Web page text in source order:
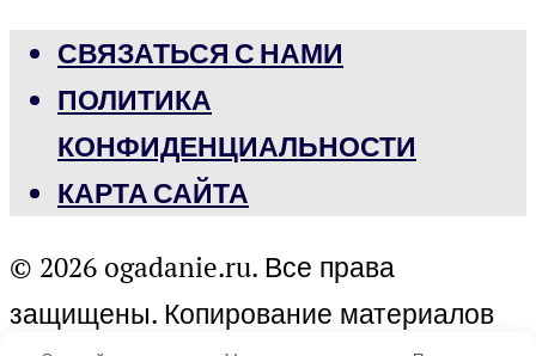
СВЯЗАТЬСЯ С НАМИ
ПОЛИТИКА
КОНФИДЕНЦИАЛЬНОСТИ
КАРТА САЙТА
© 2026 ogadanie.ru. Все права
защищены. Копирование материалов